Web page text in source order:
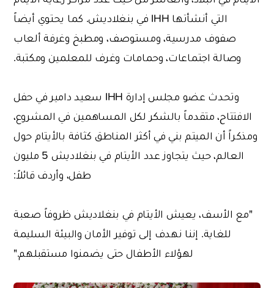
التي أنشأتها IHH في بنغلاديش. كما يحتوي أيضاً
صفوف مدرسية، ومستوصف، ومطبخ وغرفة ألعاب
وصالة اجتماعات، وحمامات وغرف للمعلمين ومكتبة.
وتحدث عضو مجلس إدارة IHH سعيد دامير في حفل
الافتتاح، متقدماً بالشكر لكل المساهمين في المشروع،
ومذكراً أن الميتم بني في أكثر المناطق كثافة بالأيتام حول
العالم، حيث يتجاوز عدد الأيتام في بنغلاديش 5 مليون
طفل، وأردف قائلاً:
"مع الأسف، يعيش الأيتام في بنغلاديش ظروفاً صعبة
للغاية. إننا نهدف إلى توفير الأمان والبيئة السليمة
لهؤلاء الأطفال حتى يضمنوا مستقبلهم."